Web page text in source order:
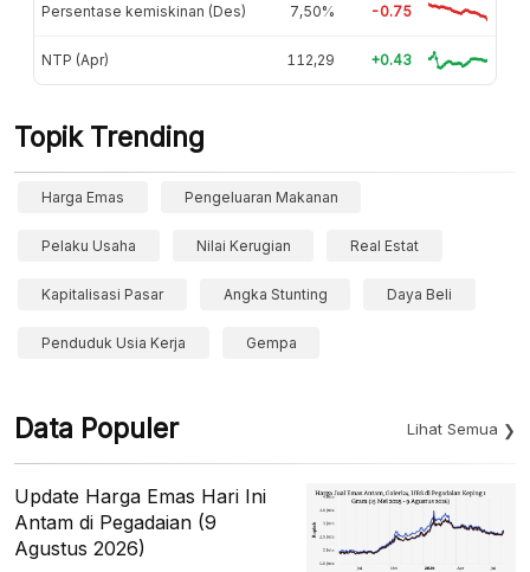
Persentase kemiskinan (Des) 7,50% -0.75
NTP (Apr) 112,29 +0.43
Topik Trending
Harga Emas Pengeluaran Makanan
Pelaku Usaha Nilai Kerugian Real Estat
Kapitalisasi Pasar Angka Stunting Daya Beli
Penduduk Usia Kerja Gempa
Data Populer Lihat Semua
Update Harga Emas Hari Ini
Antam di Pegadaian (9
Agustus 2026)